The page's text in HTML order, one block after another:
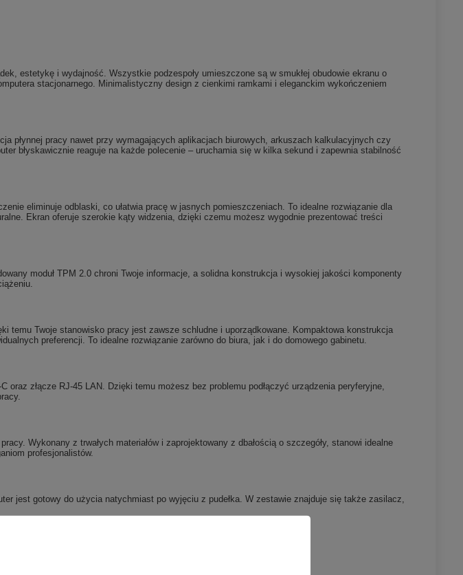
estetykę i wydajność. Wszystkie podzespoły umieszczone są w smukłej obudowie ekranu o
stacjonarnego. Minimalistyczny design z cienkimi ramkami i eleganckim wykończeniem
płynnej pracy nawet przy wymagających aplikacjach biurowych, arkuszach kalkulacyjnych czy
błyskawicznie reaguje na każde polecenie – uruchamia się w kilka sekund i zapewnia stabilność
eliminuje odblaski, co ułatwia pracę w jasnych pomieszczeniach. To idealne rozwiązanie dla
Ekran oferuje szerokie kąty widzenia, dzięki czemu możesz wygodnie prezentować treści
moduł TPM 2.0 chroni Twoje informacje, a solidna konstrukcja i wysokiej jakości komponenty
temu Twoje stanowisko pracy jest zawsze schludne i uporządkowane. Kompaktowa konstrukcja
preferencji. To idealne rozwiązanie zarówno do biura, jak i do domowego gabinetu.
złącze RJ-45 LAN. Dzięki temu możesz bez problemu podłączyć urządzenia peryferyjne,
Wykonany z trwałych materiałów i zaprojektowany z dbałością o szczegóły, stanowi idealne
profesjonalistów.
jest gotowy do użycia natychmiast po wyjęciu z pudełka. W zestawie znajduje się także zasilacz,